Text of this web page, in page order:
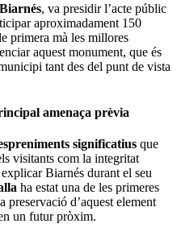
, va presidir l’acte públic
aproximadament 150
primera mà les millores
aquest monument, que és
tant des del punt de vista
amenaça prèvia
significatius que
visitants com la integritat
Biarnés durant el seu
ha estat una de les primeres
preservació d’aquest element
un futur pròxim.